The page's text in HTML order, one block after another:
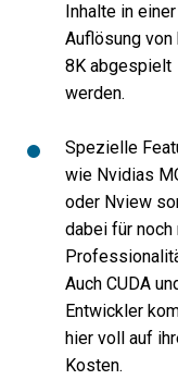
Inhalte in einer
Auflösung
8K abgespielt
werden.
Spezielle
wie Nvidias
oder Nview
dabei für noch
Auch CUDA
Entwickler
hier voll auf
Kosten.